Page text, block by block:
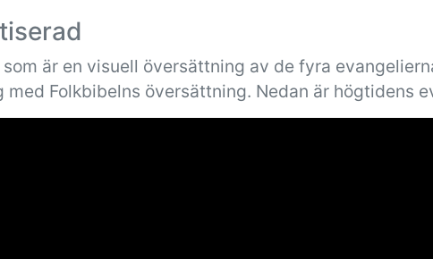
som är en visuell översättning av de fyra
med Folkbibelns översättning. Nedan är högtidens